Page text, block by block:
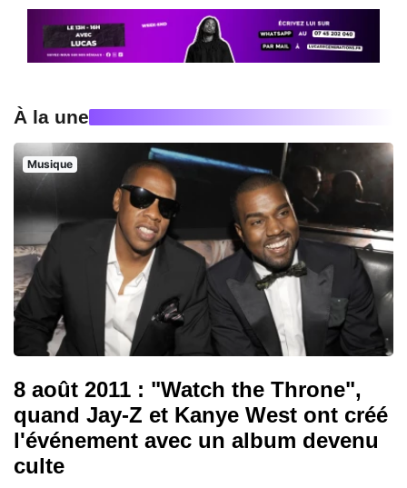
À la une
Musique
8 août 2011 : "Watch the Throne",
quand Jay-Z et Kanye West ont créé
l'événement avec un album devenu
culte